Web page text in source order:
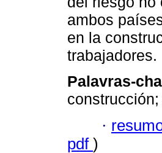
ambos
en la
trabajadores.
Palavras-
·
pdf )